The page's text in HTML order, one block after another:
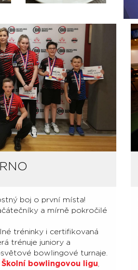
boj o první místa!
a mírně pokročilé
tréninky i certifikovaná
trénuje juniory a
bowlingové turnaje.
Školní bowlingovou ligu